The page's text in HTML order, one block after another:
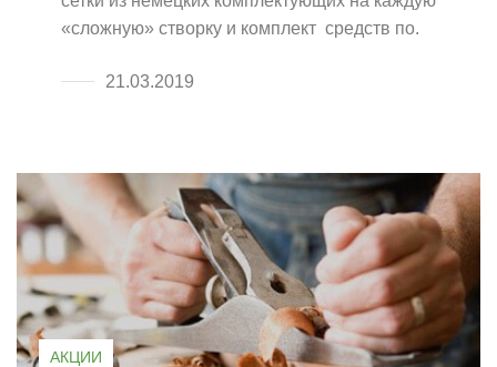
3
Площадь производства более
2000 м²
Мы рационально используем пространство,
улучшая свою производительность.
«сложную» створку и комплект средств по.
21.03.2019
АКЦИИ